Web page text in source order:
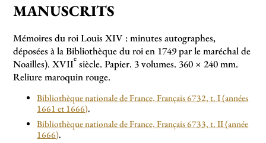
MANUSCRITS
Mémoires du roi Louis XIV : minutes autographes,
déposées à la Bibliothèque du roi en 1749 par le maréchal de
Noailles). XVIIe siècle. Papier. 3 volumes. 360 × 240 mm.
Reliure maroquin rouge.
Bibliothèque nationale de France, Français 6732, t. I (années
1661 et 1666).
Bibliothèque nationale de France, Français 6733, t. II (année
1666).